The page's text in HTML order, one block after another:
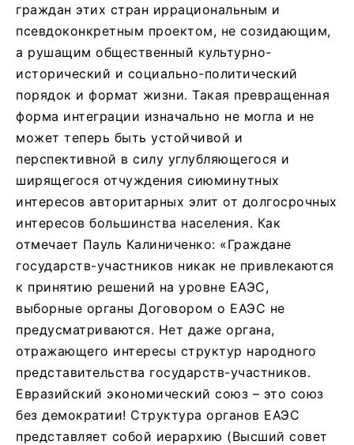
граждан этих стран иррациональным и
псевдоконкретным проектом, не созидающим,
а рушащим общественный культурно-
исторический и социально-политический
порядок и формат жизни. Такая превращенная
форма интеграции изначально не могла и не
может теперь быть устойчивой и
перспективной в силу углубляющегося и
ширящегося отчуждения сиюминутных
интересов авторитарных элит от долгосрочных
интересов большинства населения. Как
отмечает Пауль Калиниченко: «Граждане
государств-участников никак не привлекаются
к принятию решений на уровне ЕАЭС,
выборные органы Договором о ЕАЭС не
предусматриваются. Нет даже органа,
отражающего интересы структур народного
представительства государств-участников.
Евразийский экономический союз – это союз
без демократии! Структура органов ЕАЭС
представляет собой иерархию (Высший совет